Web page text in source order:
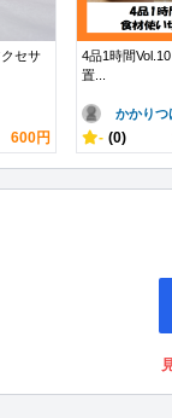
セサ
600円
4品1時間
置...
かかりつ
- (0)